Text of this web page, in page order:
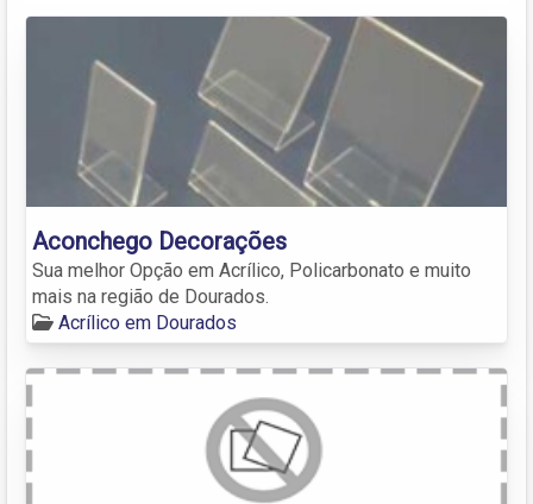
Aconchego Decorações
Sua melhor Opção em Acrílico, Policarbonato e muito
mais na região de Dourados.
Acrílico em Dourados